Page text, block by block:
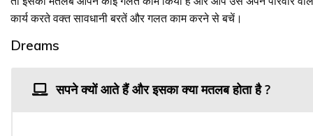
कार्य करते वक्त सावधानी बरतें और गलत काम करने से बचें।
Dreams
सपने क्यों आते हैं और इसका क्या मतलब होता है ?